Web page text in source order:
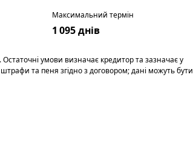
Максимальний термін
1 095 днів
умови визначає кредитор та зазначає у
та пеня згідно з договором; дані можуть бути